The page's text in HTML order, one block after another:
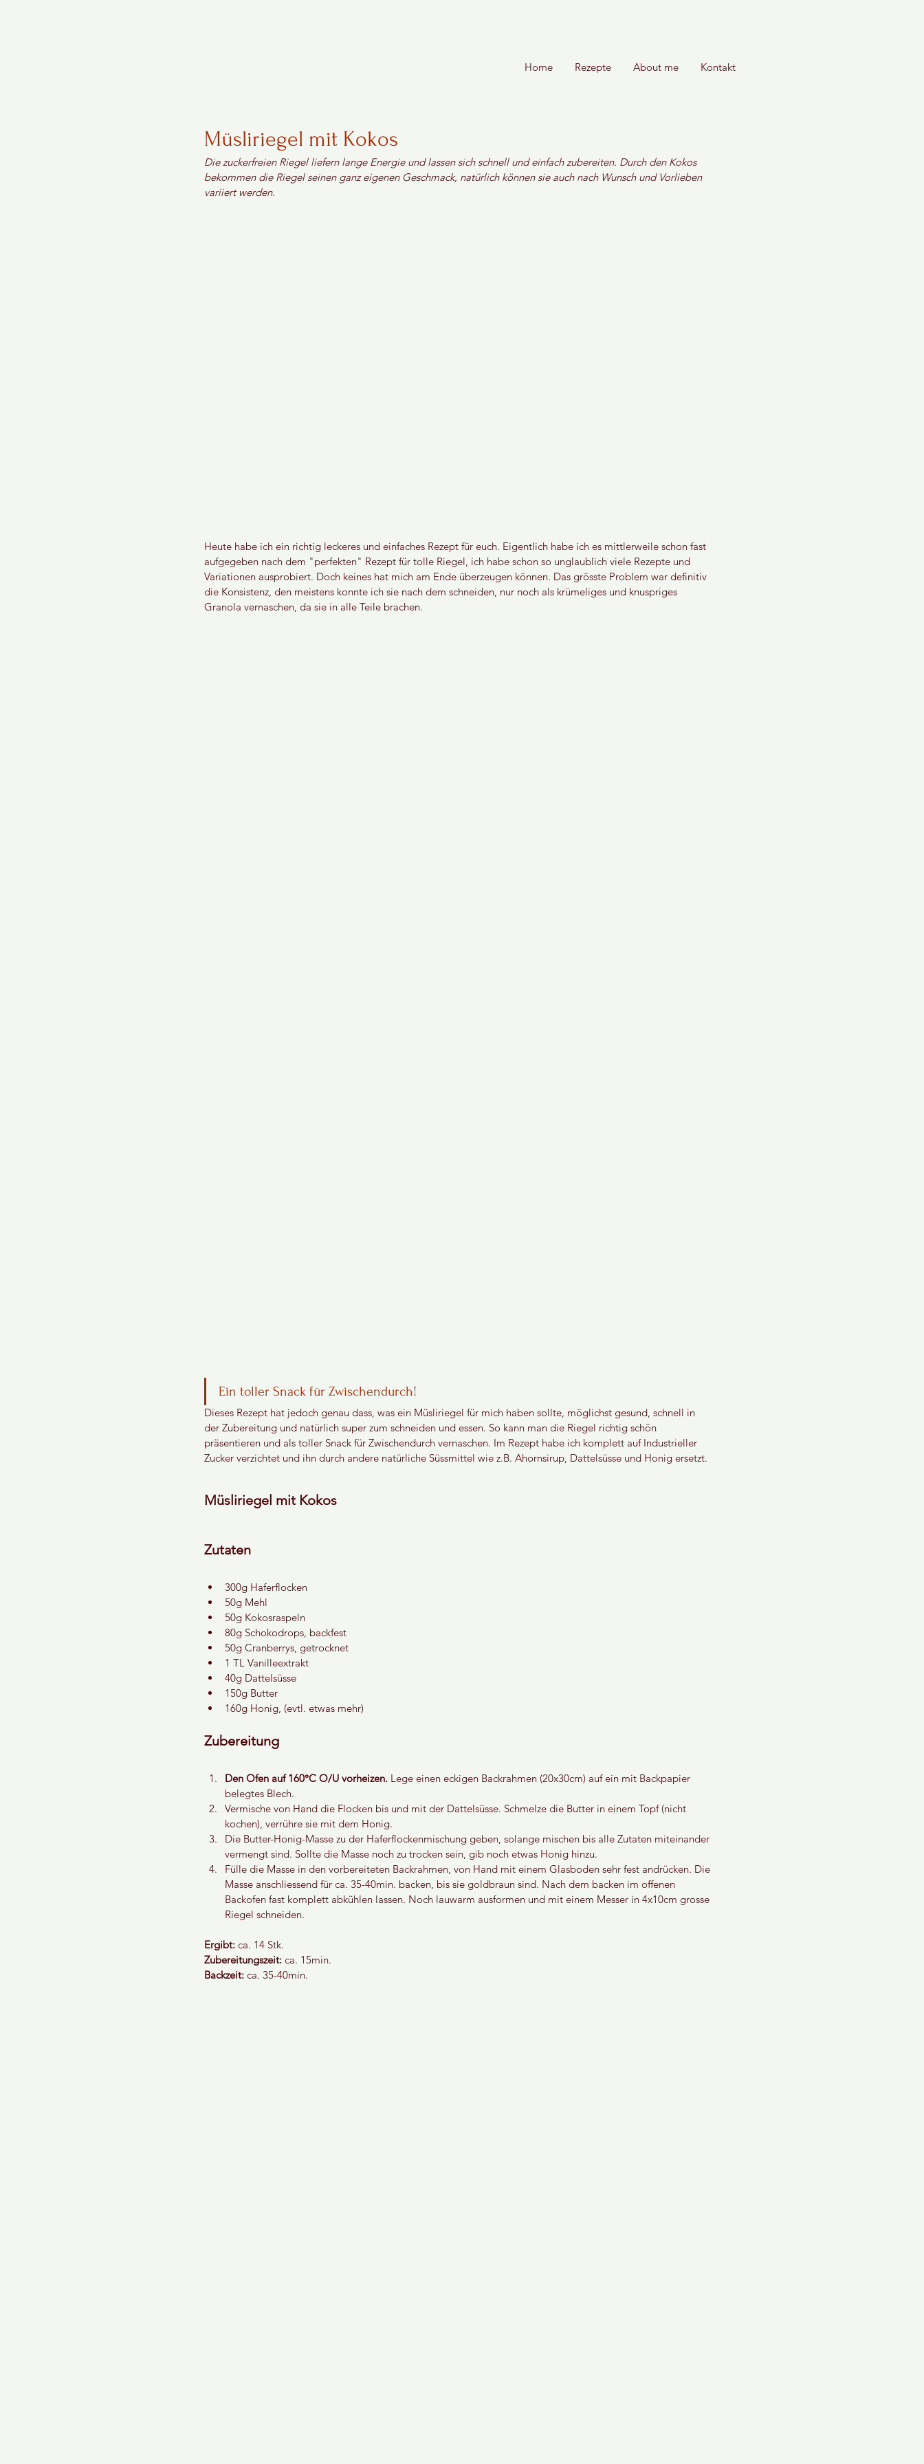
Home Rezepte About me Kontakt
Müsliriegel mit Kokos
Die zuckerfreien Riegel liefern lange Energie und lassen sich schnell und einfach zubereiten. Durch den Kokos
bekommen die Riegel seinen ganz eigenen Geschmack, natürlich können sie auch nach Wunsch und Vorlieben
variiert werden.
Heute habe ich ein richtig leckeres und einfaches Rezept für euch. Eigentlich habe ich es mittlerweile schon fast
aufgegeben nach dem "perfekten" Rezept für tolle Riegel, ich habe schon so unglaublich viele Rezepte und
Variationen ausprobiert. Doch keines hat mich am Ende überzeugen können. Das grösste Problem war definitiv
die Konsistenz, den meistens konnte ich sie nach dem schneiden, nur noch als krümeliges und knuspriges
Granola vernaschen, da sie in alle Teile brachen.
Ein toller Snack für Zwischendurch!
Dieses Rezept hat jedoch genau dass, was ein Müsliriegel für mich haben sollte, möglichst gesund, schnell in
der Zubereitung und natürlich super zum schneiden und essen. So kann man die Riegel richtig schön
präsentieren und als toller Snack für Zwischendurch vernaschen. Im Rezept habe ich komplett auf Industrieller
Zucker verzichtet und ihn durch andere natürliche Süssmittel wie z.B. Ahornsirup, Dattelsüsse und Honig ersetzt.
Müsliriegel mit Kokos
Zutaten
300g Haferflocken
50g Mehl
50g Kokosraspeln
80g Schokodrops, backfest
50g Cranberrys, getrocknet
1 TL Vanilleextrakt
40g Dattelsüsse
150g Butter
160g Honig, (evtl. etwas mehr)
Zubereitung
Den Ofen auf 160°C O/U vorheizen. Lege einen eckigen Backrahmen (20x30cm) auf ein mit Backpapier
belegtes Blech.
Vermische von Hand die Flocken bis und mit der Dattelsüsse. Schmelze die Butter in einem Topf (nicht
kochen), verrühre sie mit dem Honig.
Die Butter-Honig-Masse zu der Haferflockenmischung geben, solange mischen bis alle Zutaten miteinander
vermengt sind. Sollte die Masse noch zu trocken sein, gib noch etwas Honig hinzu.
Fülle die Masse in den vorbereiteten Backrahmen, von Hand mit einem Glasboden sehr fest andrücken. Die
Masse anschliessend für ca. 35-40min. backen, bis sie goldbraun sind. Nach dem backen im offenen
Backofen fast komplett abkühlen lassen. Noch lauwarm ausformen und mit einem Messer in 4x10cm grosse
Riegel schneiden.
Ergibt: ca. 14 Stk.
Zubereitungszeit: ca. 15min.
Backzeit: ca. 35-40min.